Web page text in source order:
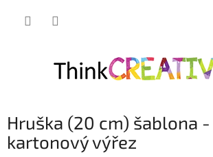
Hruška (20 cm) šablona -
kartonový výřez